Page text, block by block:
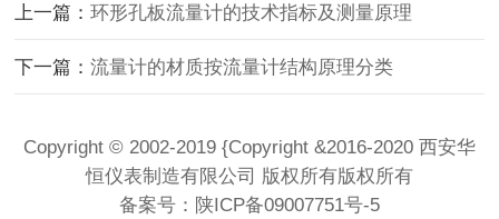
上一篇：环形孔板流量计的技术指标及测量原理
下一篇：流量计的材质按流量计结构原理分类
Copyright © 2002-2019 {Copyright &2016-2020 西安华
恒仪表制造有限公司 版权所有版权所有
备案号： 陕ICP备09007751号-5